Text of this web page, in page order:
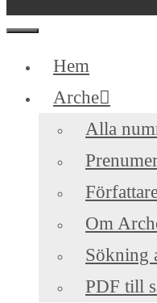
Stäng
Hem
Arche
Alla
Om
Sökning
PDF till